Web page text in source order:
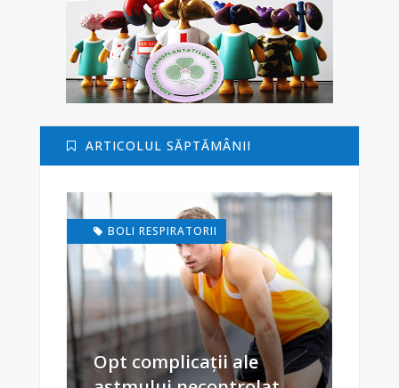
ARTICOLUL SĂPTĂMÂNII
BOLI RESPIRATORII
Opt complicații ale